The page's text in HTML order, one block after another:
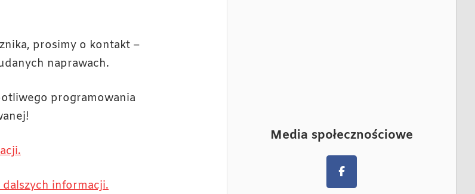
prosimy o kontakt –
naprawach.
programowania
informacji.
Media społecznościowe